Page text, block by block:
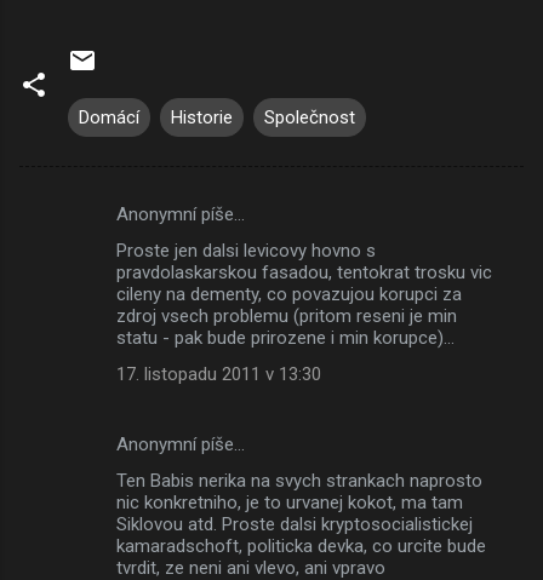
Domácí Historie Společnost
Anonymní píše…
Proste jen dalsi levicovy hovno s
pravdolaskarskou fasadou, tentokrat trosku vic
cileny na dementy, co povazujou korupci za
zdroj vsech problemu (pritom reseni je min
statu - pak bude prirozene i min korupce)...
17. listopadu 2011 v 13:30
Anonymní píše…
Ten Babis nerika na svych strankach naprosto
nic konkretniho, je to urvanej kokot, ma tam
Siklovou atd. Proste dalsi kryptosocialistickej
kamaradschoft, politicka devka, co urcite bude
tvrdit, ze neni ani vlevo, ani vpravo